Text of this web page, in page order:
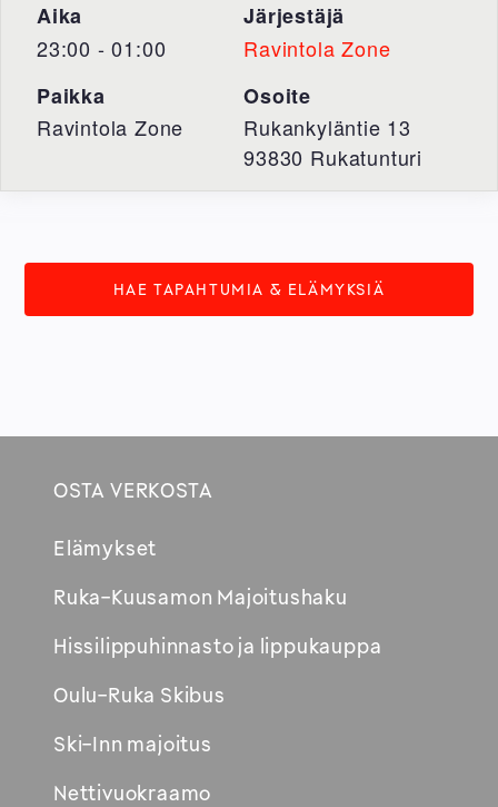
Aika
23:00 - 01:00
Järjestäjä
Ravintola Zone
Paikka
Ravintola Zone
Osoite
Rukankyläntie 13
93830 Rukatunturi
HAE TAPAHTUMIA & ELÄMYKSIÄ
OSTA VERKOSTA
Elämykset
Ruka-Kuusamon Majoitushaku
ikkunaan
Hissilippuhinnasto ja lippukauppa
Oulu-Ruka Skibus
Ski-Inn majoitus
Nettivuokraamo